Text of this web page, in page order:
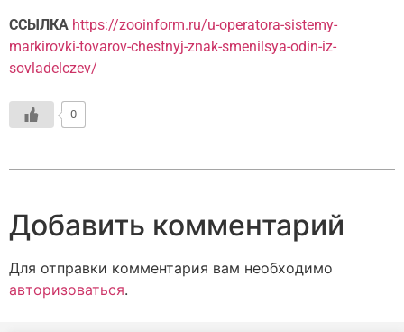
ССЫЛКА https://zooinform.ru/u-operatora-sistemy-
markirovki-tovarov-chestnyj-znak-smenilsya-odin-iz-
sovladelczev/
0
Добавить комментарий
Для отправки комментария вам необходимо
авторизоваться.